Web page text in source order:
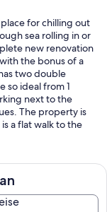
for chilling out
sea rolling in or
new renovation
the bonus of a
two double
so ideal from 1
next to the
The property is
a flat walk to the
seating.
if you have
town as it is hilly
run from Ventnor